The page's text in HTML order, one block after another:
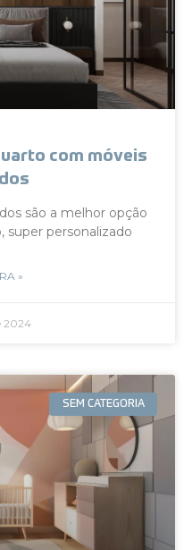
com móveis
são a melhor opção
super personalizado
»
2024
SEM CATEGORIA